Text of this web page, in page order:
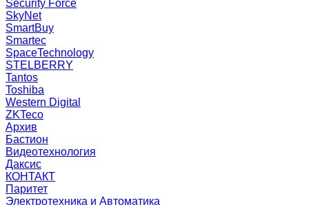
Security Force
SkyNet
SmartBuy
Smartec
SpaceTechnology
STELBERRY
Tantos
Toshiba
Western Digital
ZKTeco
Архив
Бастион
Видеотехнология
Даксис
КОНТАКТ
Паритет
Электротехника и Автоматика